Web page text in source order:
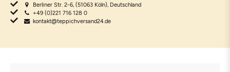
Berliner Str. 2-6, (51063 Köln), Deutschland
+49 (0)221 716 128 0
kontakt@teppichversand24.de